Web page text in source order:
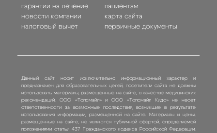
гарантии на лечение
пациентам
новости компании
карта сайта
налоговый вычет
первичные документы
Данный сайт носит исключительно информационный характер и
предназначен для образовательных целей, посетители сайта не должны
использовать материалы, размещенные на сайте, в качестве медицинских
рекомендаций. ООО «Топсмайл» и ООО «Топсмайл Кидс» не несет
ответственности за возможные последствия, возникшие в результате
использования информации, размещенной на сайте. Материалы и цены,
размещенные на сайте, не являются публичной офертой, определяемой
положениями статьи 437 Гражданского кодекса Российской Федерации.